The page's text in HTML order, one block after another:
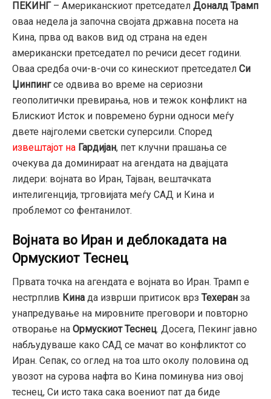
ПЕКИНГ– Американскиот претседател Доналд Трамп
оваа недела ја започна својата државна посета на
Кина, прва од ваков вид од страна на еден
американски претседател по речиси десет години.
Оваа средба очи-в-очи со кинескиот претседател Си
Џинпингсе одвива во време на сериозни
геополитички превирања, нов и тежок конфликт на
Блискиот Исток и повремено бурни односи меѓу
двете најголеми светски суперсили. Според
извештајот на Гардијан, пет клучни прашања се
очекува да доминираат на агендата на двајцата
лидери: војната во Иран, Тајван, вештачката
интелигенција, трговијата меѓу САД и Кина и
проблемот со фентанилот.
Војната во Иран и деблокадата на
Ормускиот Теснец
Првата точка на агендата е војната во Иран. Трамп е
нестрплив Кина да изврши притисок врз Техеран за
унапредување на мировните преговори и повторно
отворање на Ормускиот Теснец. Досега, Пекинг јавно
набљудуваше како САД се мачат во конфликтот со
Иран. Сепак, со оглед на тоа што околу половина од
увозот на сурова нафта во Кина поминува низ овој
теснец, Си исто така сака воениот пат да биде